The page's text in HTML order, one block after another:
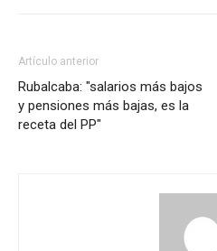
Artículo anterior
Rubalcaba: "salarios más bajos
y pensiones más bajas, es la
receta del PP"